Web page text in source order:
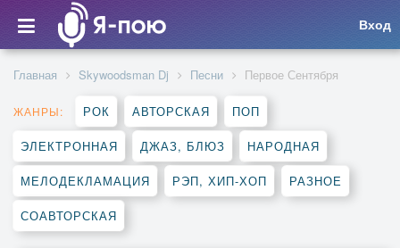
Вход
Главная Skywoodsman Dj Песни Первое Сентября
ЖАНРЫ: РОК АВТОРСКАЯ ПОП
ЭЛЕКТРОННАЯ ДЖАЗ, БЛЮЗ НАРОДНАЯ
МЕЛОДЕКЛАМАЦИЯ РЭП, ХИП-ХОП РАЗНОЕ
СОАВТОРСКАЯ